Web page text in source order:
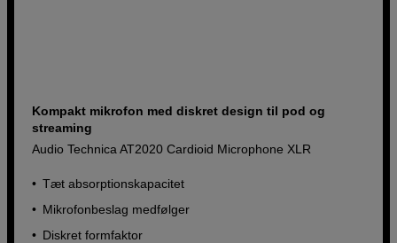
Kompakt mikrofon med diskret design til pod og
streaming
Audio Technica AT2020 Cardioid Microphone XLR
Tæt absorptionskapacitet
Mikrofonbeslag medfølger
Diskret formfaktor